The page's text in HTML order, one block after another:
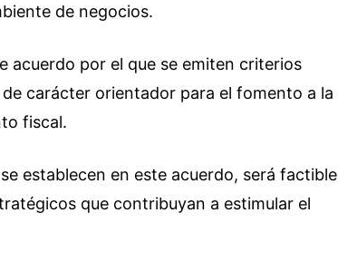
de negocios.
acuerdo por el que se emiten criterios
carácter orientador para el fomento a la
fiscal.
establecen en este acuerdo, será factible
que contribuyan a estimular el